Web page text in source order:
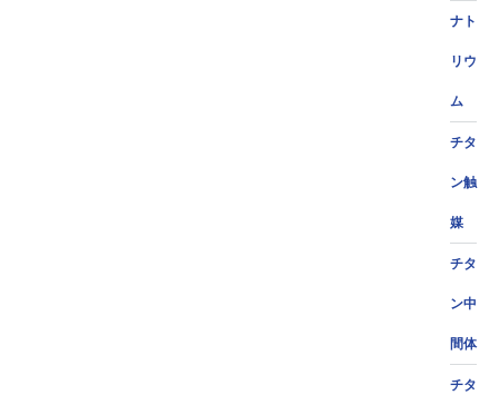
ナト
リウ
ム
チタ
ン触
媒
チタ
ン中
間体
チタ